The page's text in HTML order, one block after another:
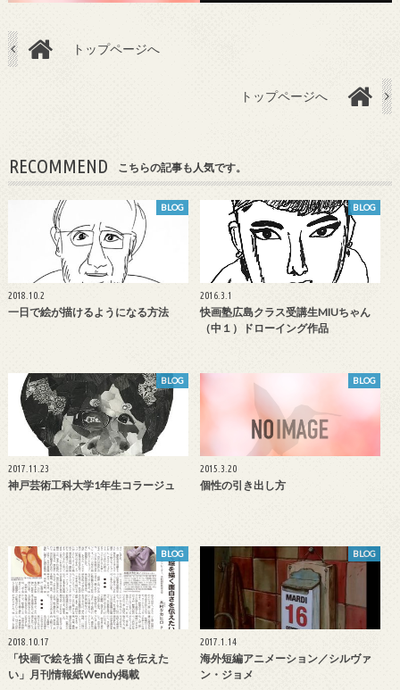
トップページへ
トップページへ
RECOMMEND こちらの記事も人気です。
BLOG
2018.10.2
一日で絵が描けるようになる方法
BLOG
2016.3.1
快画塾広島クラス受講生MIUちゃん
（中１）ドローイング作品
BLOG
2017.11.23
神戸芸術工科大学1年生コラージュ
BLOG
2015.3.20
個性の引き出し方
BLOG
2018.10.17
「快画で絵を描く面白さを伝えた
い」月刊情報紙Wendy掲載
BLOG
2017.1.14
海外短編アニメーション／シルヴァ
ン・ジョメ